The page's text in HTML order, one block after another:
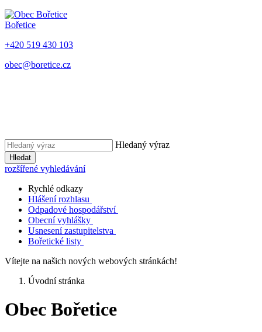
Bořetice
+420 519 430 103
obec@boretice.cz
Hledaný výraz
Hledat
rozšířené vyhledávání
Rychlé odkazy
Hlášení rozhlasu
Odpadové hospodářství
Obecní vyhlášky
Usnesení zastupitelstva
Bořetické listy
Vítejte na našich nových webových stránkách!
Úvodní stránka
Obec Bořetice